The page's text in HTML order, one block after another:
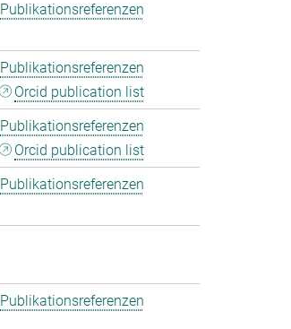
Publikationsreferenzen
Publikationsreferenzen
Orcid publication list
Publikationsreferenzen
Orcid publication list
Publikationsreferenzen
Publikationsreferenzen